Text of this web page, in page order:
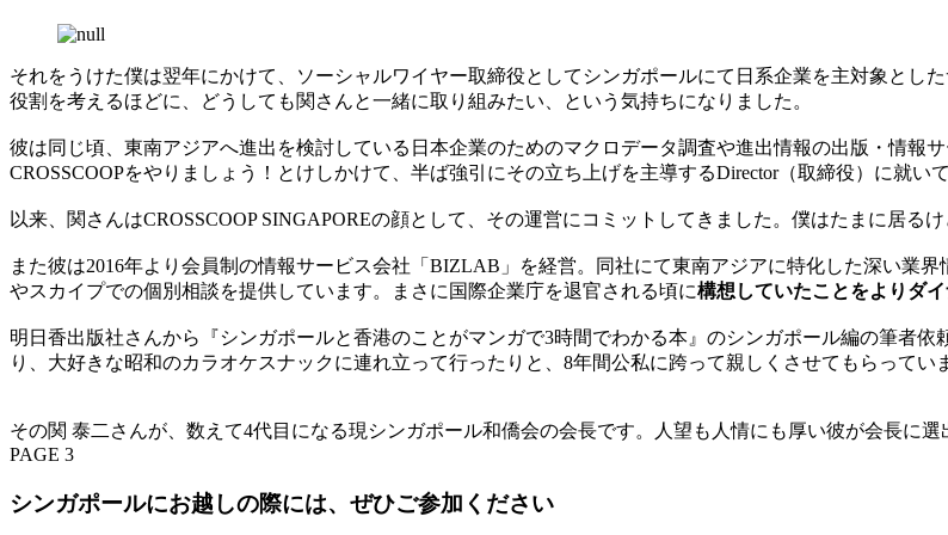
それをうけた僕は翌年にかけて、ソーシャルワイヤー取締役としてシンガポールにて日系企業を主対象とし
役割を考えるほどに、どうしても関さんと一緒に取り組みたい、という気持ちになりました。
彼は同じ頃、東南アジアへ進出を検討している日本企業のためのマクロデータ調査や進出情報の出版・情報
CROSSCOOPをやりましょう！とけしかけて、半ば強引にその立ち上げを主導するDirector（取締役）に就い
以来、関さんはCROSSCOOP SINGAPOREの顔として、その運営にコミットしてきました。僕はたまに居る
また彼は2016年より会員制の情報サービス会社「BIZLAB」を経営。同社にて東南アジアに特化した深い業
やスカイプでの個別相談を提供しています。まさに国際企業庁を退官される頃に構想していたことをよりダ
明日香出版社さんから『シンガポールと香港のことがマンガで3時間でわかる本』のシンガポール編の筆者
り、大好きな昭和のカラオケスナックに連れ立って行ったりと、8年間公私に跨って親しくさせてもらってい
その関 泰二さんが、数えて4代目になる現シンガポール和僑会の会長です。人望も人情にも厚い彼が会長に
PAGE 3
シンガポールにお越しの際には、ぜひご参加ください